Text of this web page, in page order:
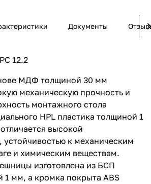
Документы
12.2
МДФ толщиной 30 мм
механическую прочность и
монтажного стола
HPL пластика толщиной 1
высокой
устойчивостью к механическим
и химическим веществам.
изготовлена из БСП
1 мм, а кромка покрыта ABS